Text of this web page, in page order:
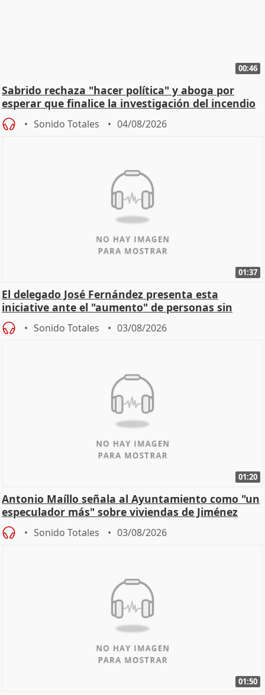
00:46
Sabrido rechaza "hacer política" y aboga por
esperar que finalice la investigación del incendio
Sonido Totales 04/08/2026
01:37
El delegado José Fernández presenta esta
iniciative ante el "aumento" de personas sin
hogar en Madri
Sonido Totales 03/08/2026
01:20
Antonio Maíllo señala al Ayuntamiento como "un
especulador más" sobre viviendas de Jiménez
Becerril
Sonido Totales 03/08/2026
01:50